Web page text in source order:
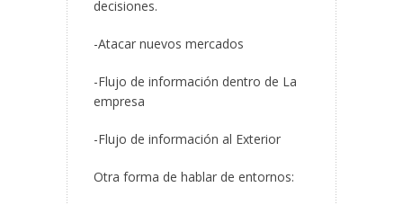
decisiones.
-Atacar nuevos mercados
-Flujo de información dentro de La
empresa
-Flujo de información al Exterior
Otra forma de hablar de entornos: